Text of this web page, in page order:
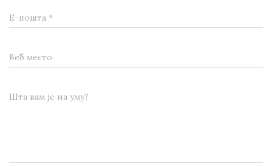
Е-пошта *
Веб место
Шта вам је на уму?